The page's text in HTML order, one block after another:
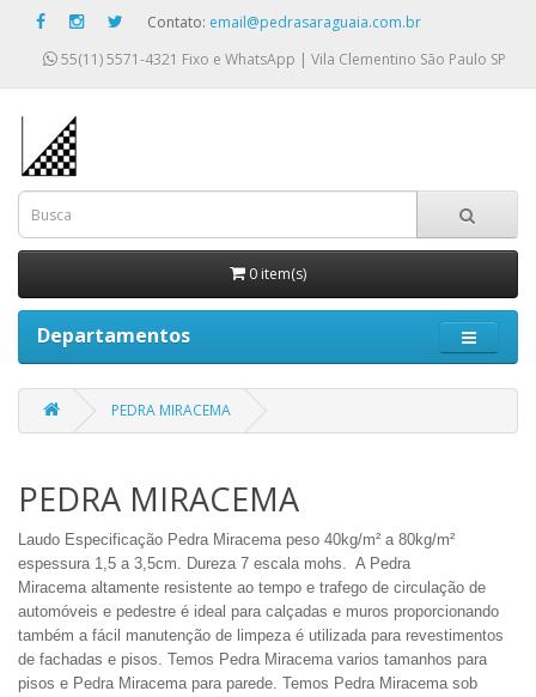
Contato: email@pedrasaraguaia.com.br
55(11) 5571-4321 Fixo e WhatsApp | Vila Clementino São Paulo SP
0 item(s)
Departamentos
PEDRA MIRACEMA
PEDRA MIRACEMA
Laudo Especificação Pedra Miracema peso 40kg/m² a 80kg/m²
espessura 1,5 a 3,5cm. Dureza 7 escala mohs. A Pedra
Miracema altamente resistente ao tempo e trafego de circulação de
automóveis e pedestre é ideal para calçadas e muros proporcionando
também a fácil manutenção de limpeza é utilizada para revestimentos
de fachadas e pisos. Temos Pedra Miracema varios tamanhos para
pisos e Pedra Miracema para parede. Temos Pedra Miracema sob